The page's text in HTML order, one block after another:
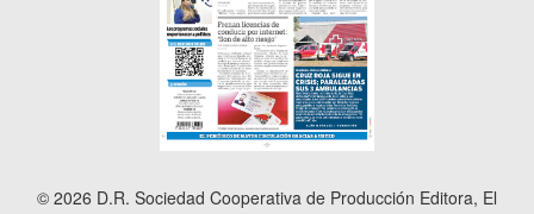
© 2026 D.R. Sociedad Cooperativa de Producción Editora, El